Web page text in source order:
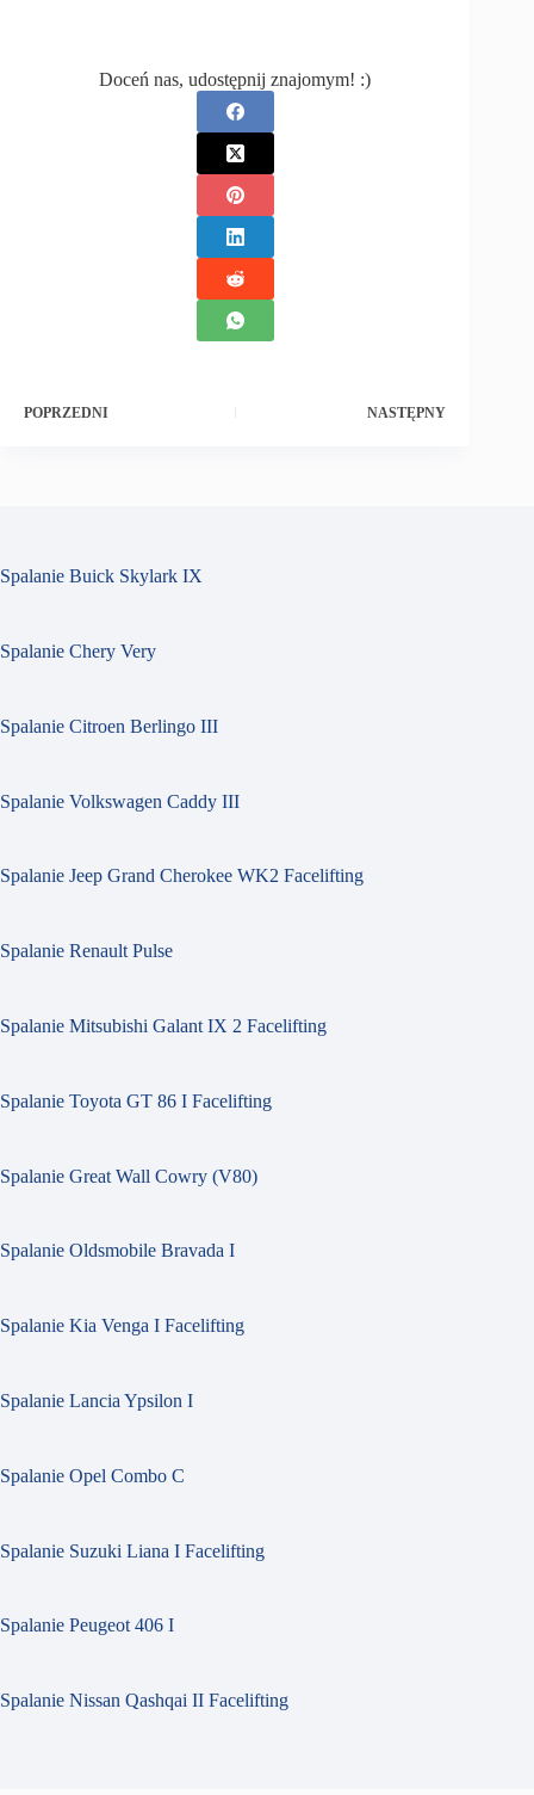
Doceń nas, udostępnij znajomym! :)
POPRZEDNI NASTĘPNY
Spalanie Buick Skylark IX
Spalanie Chery Very
Spalanie Citroen Berlingo III
Spalanie Volkswagen Caddy III
Spalanie Jeep Grand Cherokee WK2 Facelifting
Spalanie Renault Pulse
Spalanie Mitsubishi Galant IX 2 Facelifting
Spalanie Toyota GT 86 I Facelifting
Spalanie Great Wall Cowry (V80)
Spalanie Oldsmobile Bravada I
Spalanie Kia Venga I Facelifting
Spalanie Lancia Ypsilon I
Spalanie Opel Combo C
Spalanie Suzuki Liana I Facelifting
Spalanie Peugeot 406 I
Spalanie Nissan Qashqai II Facelifting